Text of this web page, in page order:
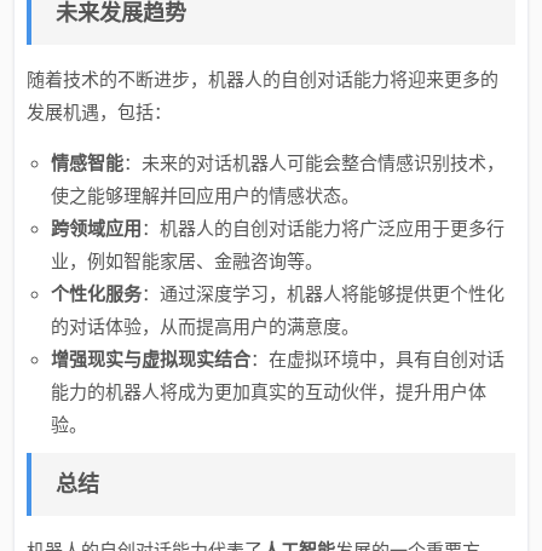
未来发展趋势
随着技术的不断进步，机器人的自创对话能力将迎来更多的
发展机遇，包括：
情感智能：未来的对话机器人可能会整合情感识别技术，
使之能够理解并回应用户的情感状态。
跨领域应用 ：机器人的自创对话能力将广泛应用于更多行
业，例如智能家居、金融咨询等。
个性化服务：通过深度学习，机器人将能够提供更个性化
的对话体验，从而提高用户的满意度。
增强现实与虚拟现实结合：在虚拟环境中，具有自创对话
能力的机器人将成为更加真实的互动伙伴，提升用户体
验。
总结